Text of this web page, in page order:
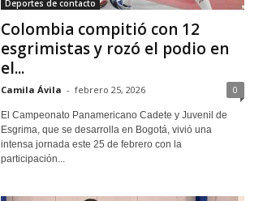
Deportes de contacto
Colombia compitió con 12
esgrimistas y rozó el podio en
el...
Camila Ávila - febrero 25, 2026 0
El Campeonato Panamericano Cadete y Juvenil de
Esgrima, que se desarrolla en Bogotá, vivió una
intensa jornada este 25 de febrero con la
participación...